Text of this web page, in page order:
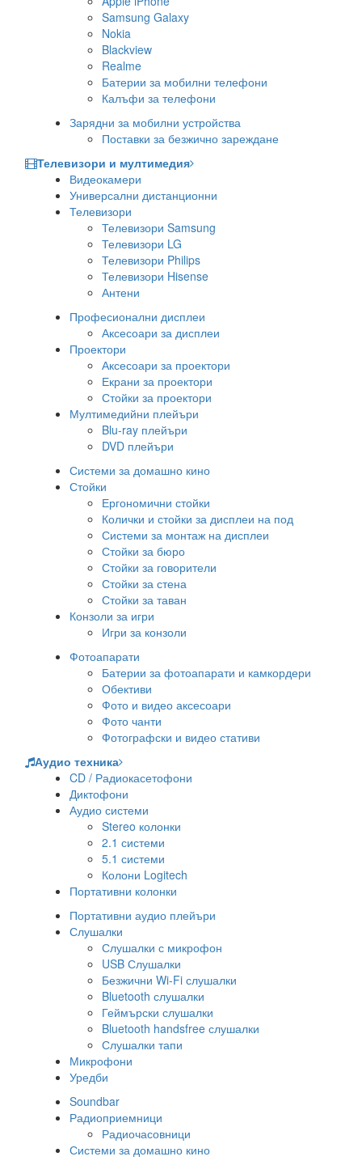
Samsung Galaxy
Nokia
Blackview
Realme
Батерии за мобилни телефони
Калъфи за телефони
Зарядни за мобилни устройства
Поставки за безжично зареждане
Телевизори и мултимедия
Видеокамери
Универсални дистанционни
Телевизори
Телевизори Samsung
Телевизори LG
Телевизори Philips
Телевизори Hisense
Антени
Професионални дисплеи
Аксесоари за дисплеи
Проектори
Аксесоари за проектори
Екрани за проектори
Стойки за проектори
Мултимедийни плейъри
Blu-ray плейъри
DVD плейъри
Системи за домашно кино
Стойки
Ергономични стойки
Колички и стойки за дисплеи на под
Системи за монтаж на дисплеи
Стойки за бюро
Стойки за говорители
Стойки за стена
Стойки за таван
Конзоли за игри
Игри за конзоли
Фотоапарати
Батерии за фотоапарати и камкордери
Обективи
Фото и видео аксесоари
Фото чанти
Фотографски и видео стативи
Аудио техника
CD / Радиокасетофони
Диктофони
Аудио системи
Stereo колонки
2.1 системи
5.1 системи
Колони Logitech
Портативни колонки
Портативни аудио плейъри
Слушалки
Слушалки с микрофон
USB Слушалки
Безжични Wi-Fi слушалки
Bluetooth слушалки
Геймърски слушалки
Bluetooth handsfree слушалки
Слушалки тапи
Микрофони
Уредби
Soundbar
Радиоприемници
Радиочасовници
Системи за домашно кино